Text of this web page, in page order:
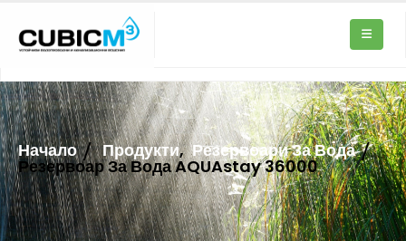
Начало Продукти, Резервоари За Вода
Резервоар За Вода AQUAstay 36000